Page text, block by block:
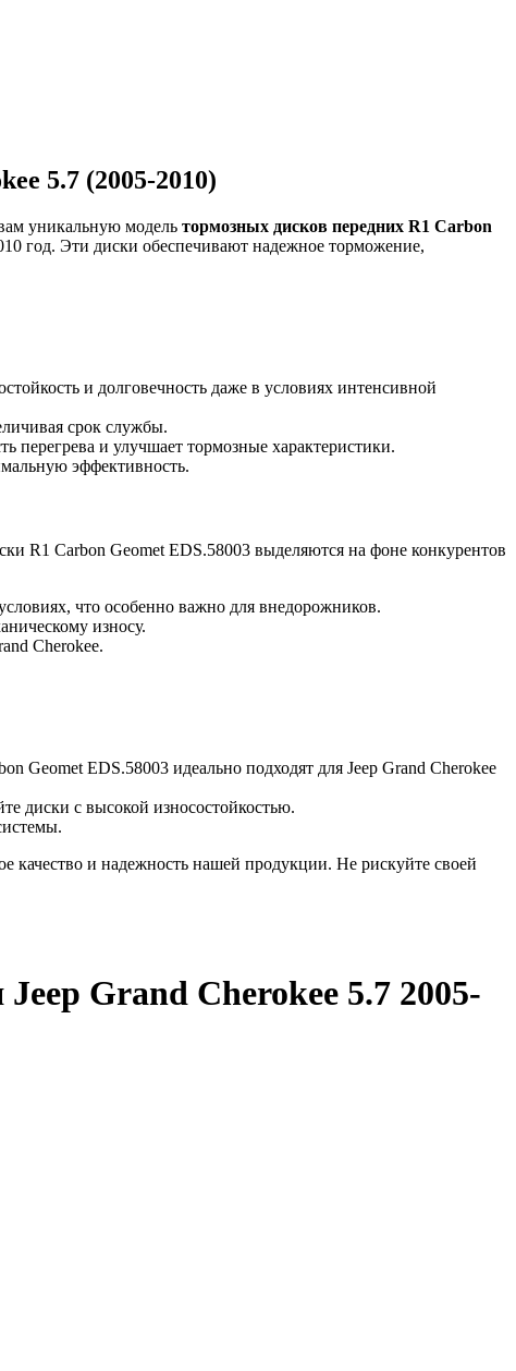
5.7 (2005-2010)
уникальную модель тормозных дисков передних R1 Carbon
год. Эти диски обеспечивают надежное торможение,
и долговечность даже в условиях интенсивной
срок службы.
перегрева и улучшает тормозные характеристики.
эффективность.
R1 Carbon Geomet EDS.58003 выделяются на фоне конкурентов
что особенно важно для внедорожников.
износу.
Cherokee.
Geomet EDS.58003 идеально подходят для Jeep Grand Cherokee
диски с высокой износостойкостью.
качество и надежность нашей продукции. Не рискуйте своей
Jeep Grand Cherokee 5.7 2005-